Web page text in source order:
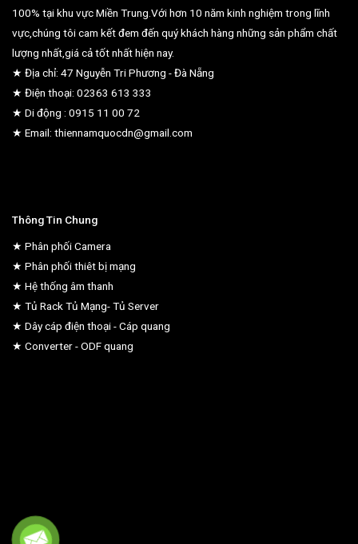
100% tại khu vực Miền Trung.Với hơn 10 năm kinh nghiệm trong lĩnh
vực,chúng tôi cam kết đem đến quý khách hàng những sản phẩm chất
lượng nhất,giá cả tốt nhất hiện nay.
★ Địa chỉ: 47 Nguyễn Tri Phương - Đà Nẵng
★ Điện thoại: 02363 613 333
★ Di động : 0915 11 00 72
★ Email: thiennamquocdn@gmail.com
Thông Tin Chung
★ Phân phối Camera
★ Phân phối thiêt bị mạng
★ Hệ thống âm thanh
★ Tủ Rack Tủ Mạng- Tủ Server
★ Dây cáp điện thoại - Cáp quang
★ Converter - ODF quang